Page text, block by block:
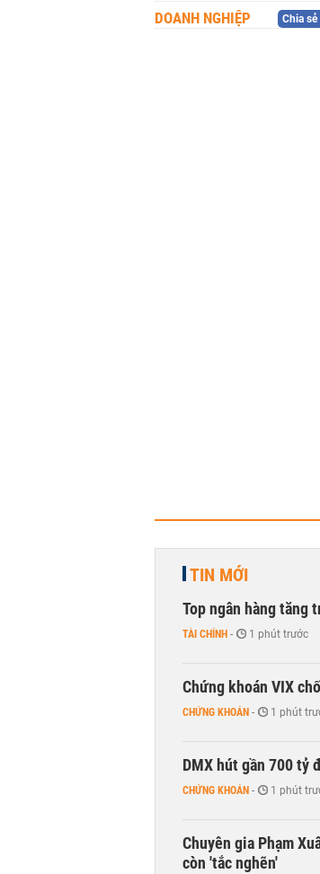
DOANH NGHIỆP Chia sẻ
TIN MỚI
Top ngân hàng tăng
TÀI CHÍNH - 1 phút trước
Chứng khoán VIX
CHỨNG KHOÁN - 1 phút
DMX hút gần 700 tỷ
CHỨNG KHOÁN - 1 phút
Chuyên gia Phạm
còn 'tắc nghẽn'